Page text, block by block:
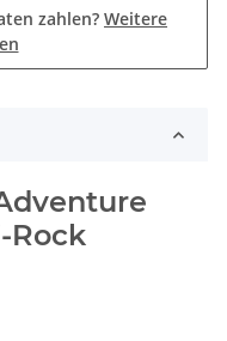
zahlen? Weitere
Rock